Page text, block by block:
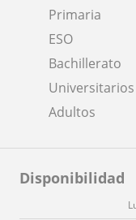
Primaria
ESO
Bachillerato
Universitarios
Adultos
Disponibilidad